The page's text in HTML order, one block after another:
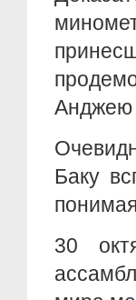
Анджею
Баку
30